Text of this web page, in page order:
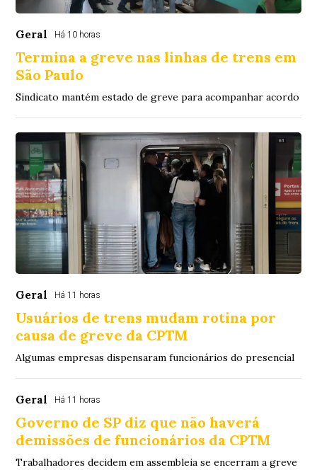
Geral Há 10 horas
Termina a greve nas linhas de trens em
São Paulo
Sindicato mantém estado de greve para acompanhar acordo
Geral Há 11 horas
Usuários de trens mudam rotina por
causa de greve da CPTM
Algumas empresas dispensaram funcionários do presencial
Geral Há 11 horas
Governo de SP diz que não haverá
demissões de funcionários da CPTM
Trabalhadores decidem em assembleia se encerram a greve